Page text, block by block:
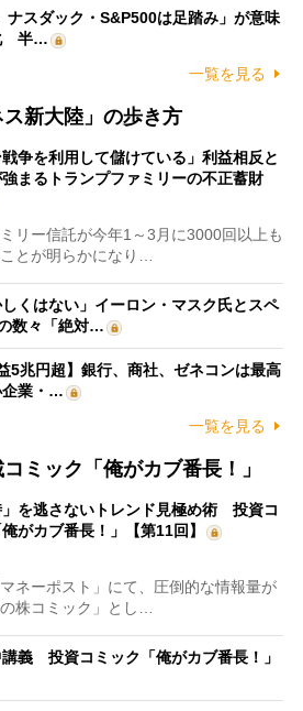
ナスダック・S&P500は足踏み」が意味
半…
一覧を見る
新大陸」の歩き方
戦争を利用して儲けている」利益相反と
まるトランプファミリーの不正蓄財
リー信託が今年1～3月に3000回以上も
とが明らかになり…
しくはない」イーロン・マスク氏とスペ
数々「絶対…
5兆円超】銀行、商社、ゼネコンは最高
企業・…
一覧を見る
ミック「俺がカブ番長！」
」を逃さないトレンド見極め術 投資コ
がカブ番長！」【第11回】
ネーポスト」にて、圧倒的な情報量が
株コミック」とし…
義 投資コミック「俺がカブ番長！」